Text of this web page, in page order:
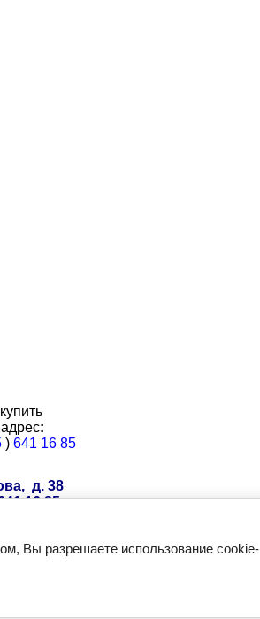
:
) 641 16 85
д. 38
16 85
Вы разрешаете использование cookie-